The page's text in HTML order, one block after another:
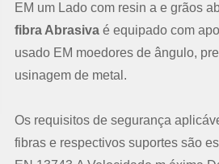
EM um Lado com resin a e grãos
fibra Abrasiva é equipado com
usado EM moedores de ângulo,
usinagem de metal.
Os requisitos de segurança
fibras e respectivos suportes são